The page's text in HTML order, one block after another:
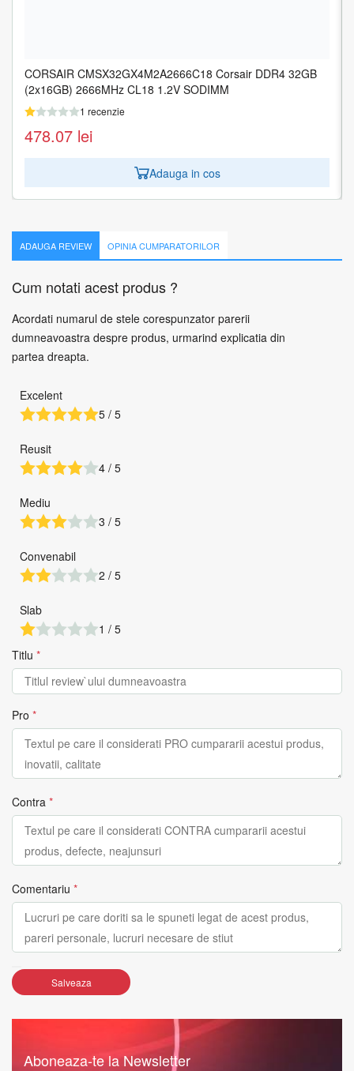
CORSAIR CMSX32GX4M2A2666C18 Corsair DDR4 32GB
(2x16GB) 2666MHz CL18 1.2V SODIMM
1 recenzie
478.07 lei
Adauga in cos
MEMORY DIMM 16GB PC25600 DDR4/KVR32N22S8/16
KINGSTON
1 recenzie
201.00 lei
Adauga in cos
ADAUGA REVIEW OPINIA CUMPARATORILOR
Cum notati acest produs ?
Acordati numarul de stele corespunzator parerii
dumneavoastra despre produs, urmarind explicatia din
partea dreapta.
Excelent
5 / 5
Reusit
4 / 5
Mediu
3 / 5
Convenabil
2 / 5
Slab
1 / 5
Titlu *
Pro *
Contra *
Comentariu *
Salveaza
Aboneaza-te la Newsletter